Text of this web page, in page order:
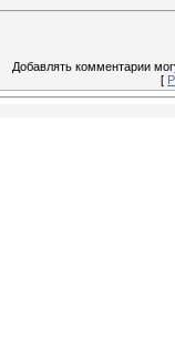
Добавлять комментарии
[